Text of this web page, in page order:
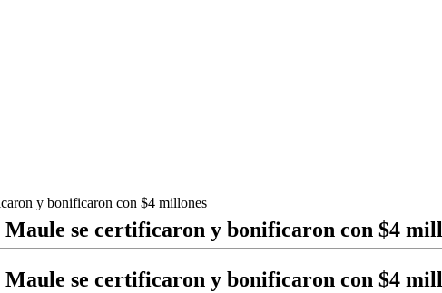
y bonificaron con $4 millones
se certificaron y bonificaron con $4
se certificaron y bonificaron con $4